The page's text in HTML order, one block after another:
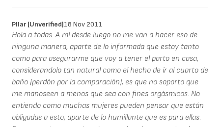
PIlar (unverified)18 Nov 2011
Hola a todas. A mí desde luego no me van a hacer eso de
ninguna manera, aparte de lo informada que estoy tanto
como para asegurarme que voy a tener el parto en casa,
considerandolo tan natural como el hecho de ír al cuarto de
baño (perdón por la comparación), es que no soporto que
me manoseen a menos que sea con fines orgásmicos. No
entiendo como muchas mujeres pueden pensar que están
obligadas a esto, aparte de lo humillante que es para ellas.